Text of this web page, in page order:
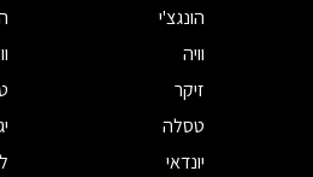
הונגצ'י
וויה
זיקר
טסלה
יונדאי